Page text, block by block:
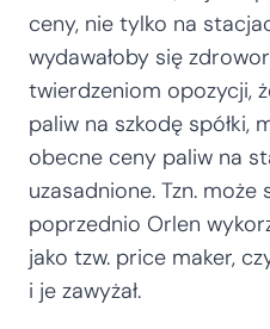
ceny, nie tylko na
wydawałoby się
twierdzeniom opozycji,
paliw na szkodę spółki,
obecne ceny paliw na
uzasadnione. Tzn. może
poprzednio Orlen
jako tzw. price maker,
i je zawyżał.